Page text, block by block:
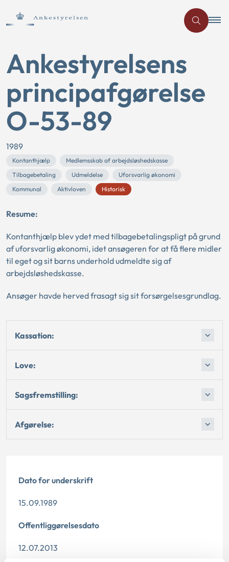
Ankestyrelsens
principafgørelse
O-53-89
1989
Kontanthjælp
Medlemsskab af arbejdsløshedskasse
Tilbagebetaling
Udmeldelse
Uforsvarlig økonomi
Kommunal
Aktivloven Historisk
Resume:
Kontanthjælp blev ydet med tilbagebetalingspligt på grund
af uforsvarlig økonomi, idet ansøgeren for at få flere midler
til eget og sit barns underhold udmeldte sig af
arbejdsløshedskasse.
Ansøger havde herved frasagt sig sit forsørgelsesgrundlag.
Kassation:
Love:
Sagsfremstilling:
Afgørelse:
Dato for underskrift
15.09.1989
Offentliggørelsesdato
12.07.2013